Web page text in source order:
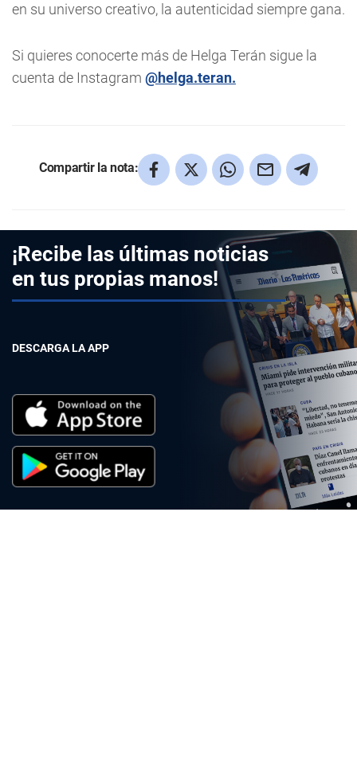
en su universo creativo, la autenticidad siempre gana.
Si quieres conocerte más de Helga Terán sigue la
cuenta de Instagram @helga.teran.
Compartir la nota:
¡Recibe las últimas noticias
en tus propias manos!
DESCARGA LA APP